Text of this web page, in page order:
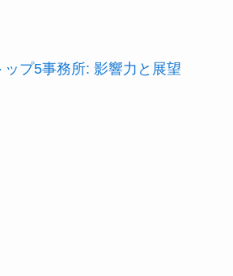
ップ5事務所: 影響力と展望